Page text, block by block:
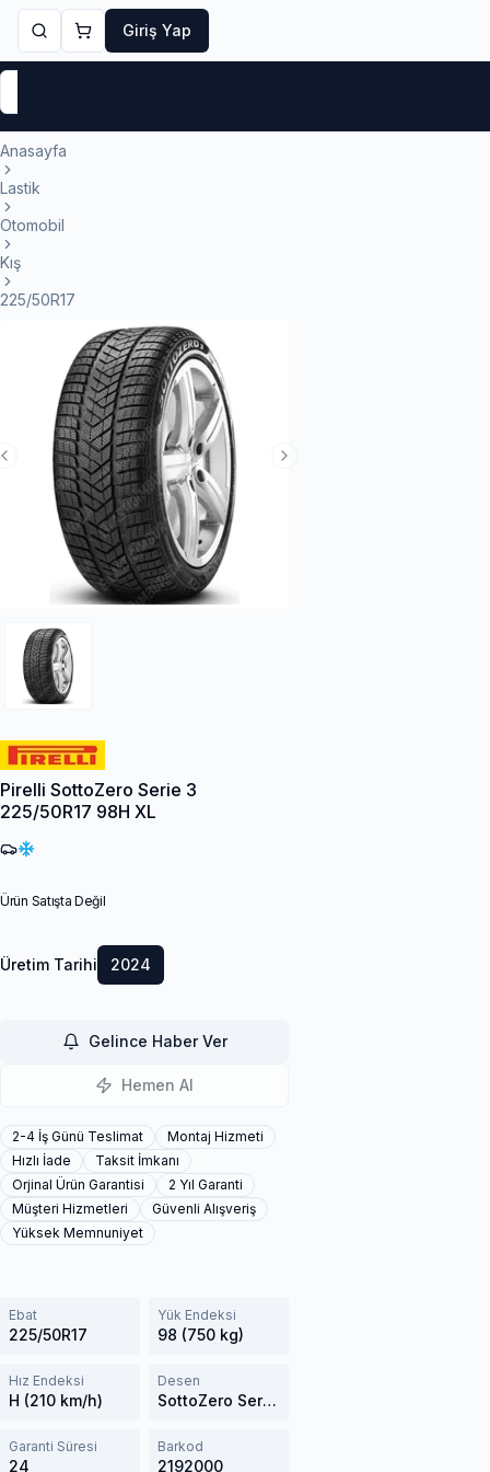
Giriş Yap
Anasayfa
Lastik
Otomobil
Kış
225/50R17
Next Slide
Previous Slide
Pirelli SottoZero Serie 3
225/50R17 98H XL
Ürün Satışta Değil
Üretim Tarihi 2024
Gelince Haber Ver
Hemen Al
2-4 İş Günü Teslimat
Montaj Hizmeti
Hızlı İade
Taksit İmkanı
Orjinal Ürün Garantisi
2 Yıl Garanti
Müşteri Hizmetleri
Güvenli Alışveriş
Yüksek Memnuniyet
Ebat
225/50R17
Yük Endeksi
98 (750 kg)
Hız Endeksi
H (210 km/h)
Desen
SottoZero Serie 3
Garanti Süresi
24
Barkod
2192000